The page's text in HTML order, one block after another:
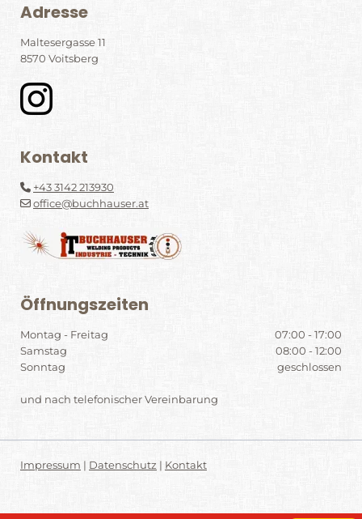
Adresse
Maltesergasse 11
8570 Voitsberg
Kontakt
 +43 3142 213930
 office@buchhauser.at
Öffnungszeiten
Montag - Freitag
07:00 - 17:00
Samstag
08:00 - 12:00
Sonntag
geschlossen
und nach telefonischer Vereinbarung
Impressum | Datenschutz | Kontakt